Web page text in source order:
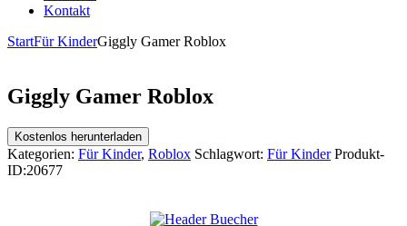
Kontakt
StartFür KinderGiggly Gamer Roblox
Giggly Gamer Roblox
Kostenlos herunterladen
Kategorien: Für Kinder, Roblox Schlagwort: Für Kinder Produkt-
ID:20677